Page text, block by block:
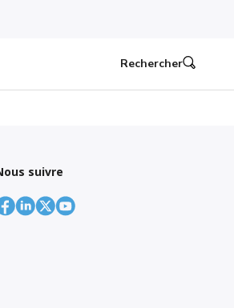
Rechercher
suivre